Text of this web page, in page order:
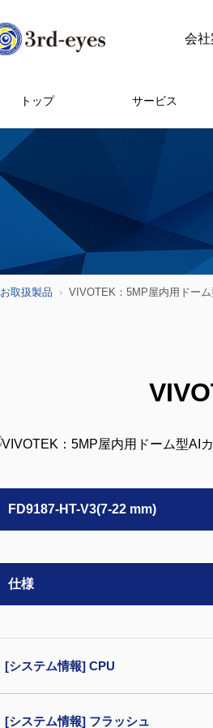
会社
トップ サービス
お取扱製品 VIVOTEK：5MP屋内用ドー
FD9187-HT-V3(7-22 mm)
仕様
[システム情報] CPU
[システム情報] フラッシュ